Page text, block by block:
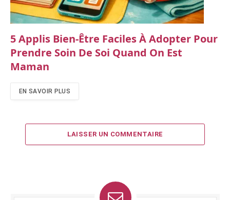
5 Applis Bien-Être Faciles À Adopter Pour
Prendre Soin De Soi Quand On Est
Maman
EN SAVOIR PLUS
LAISSER UN COMMENTAIRE